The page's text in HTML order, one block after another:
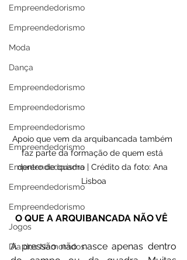
Empreendedorismo
Empreendedorismo
Moda
Dança
Empreendedorismo
Empreendedorismo
Empreendedorismo
Empreendedorismo
Empreendedorismo
Empreendedorismo
Empreendedorismo
Jogos
Dia dos Namorados
Apoio que vem da arquibancada também
faz parte da formação de quem está
dentro de quadra | Crédito da foto: Ana
Lisboa
O QUE A ARQUIBANCADA NÃO VÊ
A pressão não nasce apenas dentro